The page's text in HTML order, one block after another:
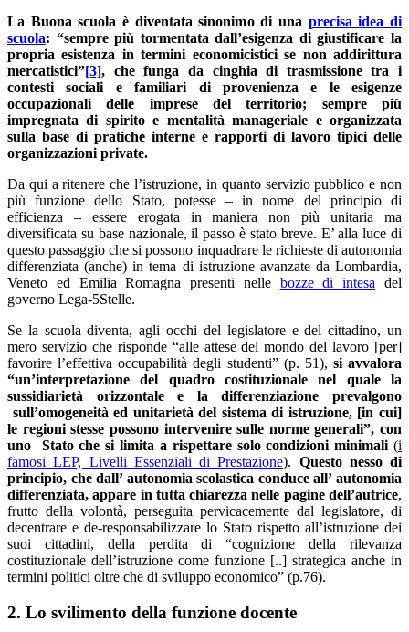
La Buona scuola è diventata sinonimo di una precisa idea di
scuola: “sempre più tormentata dall’esigenza di giustificare la
propria esistenza in termini economicistici se non addirittura
mercatistici”[3], che funga da cinghia di trasmissione tra i
contesti sociali e familiari di provenienza e le esigenze
occupazionali delle imprese del territorio; sempre più
impregnata di spirito e mentalità manageriale e organizzata
sulla base di pratiche interne e rapporti di lavoro tipici delle
organizzazioni private.
Da qui a ritenere che l’istruzione, in quanto servizio pubblico e non
più funzione dello Stato, potesse – in nome del principio di
efficienza – essere erogata in maniera non più unitaria ma
diversificata su base nazionale, il passo è stato breve. E’ alla luce di
questo passaggio che si possono inquadrare le richieste di autonomia
differenziata (anche) in tema di istruzione avanzate da Lombardia,
Veneto ed Emilia Romagna presenti nelle bozze di intesa del
governo Lega-5Stelle.
Se la scuola diventa, agli occhi del legislatore e del cittadino, un
mero servizio che risponde “alle attese del mondo del lavoro [per]
favorire l’effettiva occupabilità degli studenti” (p. 51), si avvalora
“un’interpretazione del quadro costituzionale nel quale la
sussidiarietà orizzontale e la differenziazione prevalgono
sull’omogeneità ed unitarietà del sistema di istruzione, [in cui]
le regioni stesse possono intervenire sulle norme generali”, con
uno Stato che si limita a rispettare solo condizioni minimali (i
famosi LEP, Livelli Essenziali di Prestazione). Questo nesso di
principio, che dall’ autonomia scolastica conduce all’ autonomia
differenziata, appare in tutta chiarezza nelle pagine dell’autrice,
frutto della volontà, perseguita pervicacemente dal legislatore, di
decentrare e de-responsabilizzare lo Stato rispetto all’istruzione dei
suoi cittadini, della perdita di “cognizione della rilevanza
costituzionale dell’istruzione come funzione [..] strategica anche in
termini politici oltre che di sviluppo economico” (p.76).
2. Lo svilimento della funzione docente